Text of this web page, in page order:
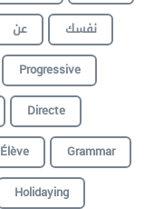
عن
نفسك
Progressive
Directe
Élève
Grammar
Holidaying